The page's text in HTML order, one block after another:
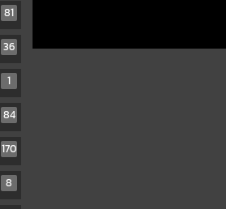
81
36
1
84
170
8